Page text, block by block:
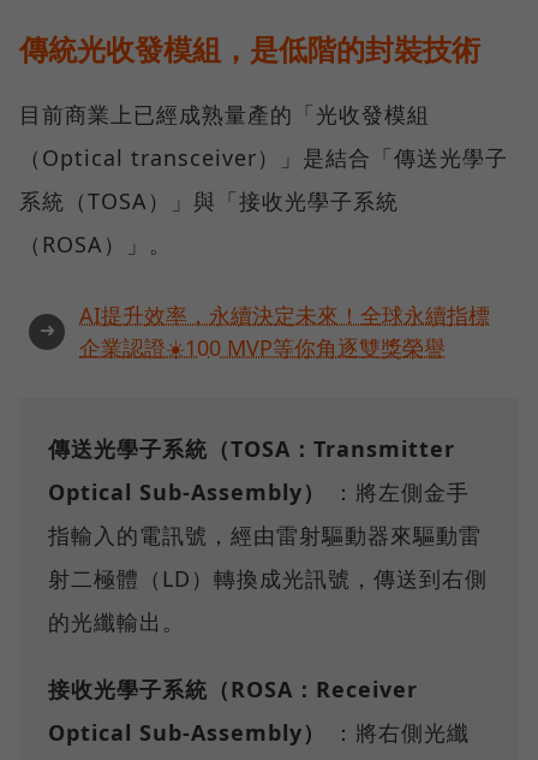
傳統光收發模組，是低階的封裝技術
目前商業上已經成熟量產的「光收發模組
（Optical transceiver）」是結合「傳送光學子
系統（TOSA）」與「接收光學子系統
（ROSA）」。
➜
AI提升效率，永續決定未來！全球永續指標
企業認證☀️100 MVP等你角逐雙獎榮譽
傳送光學子系統（TOSA：Transmitter
Optical Sub-Assembly）
：將左側金手
指輸入的電訊號，經由雷射驅動器來驅動雷
射二極體（LD）轉換成光訊號，傳送到右側
的光纖輸出。
接收光學子系統（ROSA：Receiver
Optical Sub-Assembly）
：將右側光纖